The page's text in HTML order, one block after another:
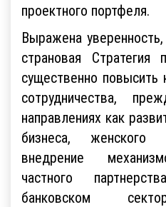
проектного портфеля.
Выражена
страновая Стратегия
существенно
сотрудничества,
направлениях как
бизнеса, женского
внедрение
частного
банковском